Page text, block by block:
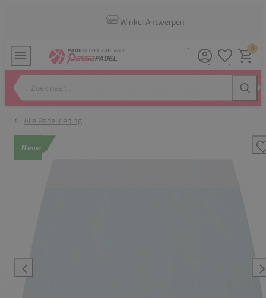
Winkel Antwerpen
Zoek naar...
0
Alle Padelkleding
Nieuw